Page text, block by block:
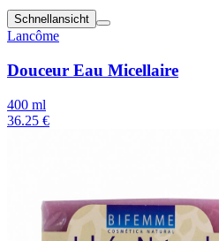
Schnellansicht
Lancôme
Douceur Eau Micellaire
400 ml
36.25 €